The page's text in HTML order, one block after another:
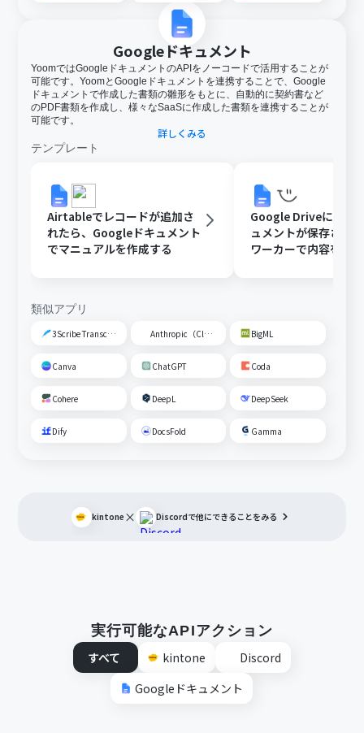
Googleドキュメント
YoomではGoogleドキュメントのAPIをノーコードで活用することが
可能です。YoomとGoogleドキュメントを連携することで、Google
ドキュメントで作成した書類の雛形をもとに、自動的に契約書など
のPDF書類を作成し、様々なSaaSに作成した書類を連携することが
可能です。
詳しくみる
テンプレート
Airtableでレコードが追加さ
れたら、Googleドキュメント
でマニュアルを作成する
Google Driveに
ュメントが保存され
ワーカーで内容を読
類似アプリ
3Scribe Transcription Anthropic（Claude） BigML
Canva ChatGPT Coda
Cohere DeepL DeepSeek
Dify DocsFold Gamma
kintone × Discordで他にできることをみる
実行可能なAPIアクション
すべて
kintone
Discord
Googleドキュメント